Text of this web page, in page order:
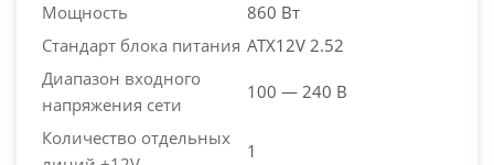
PC-Arena на карте Москвы — Яндекс Карты
Мощность
860 Вт
Стандарт блока питания ATX12V 2.52
Диапазон входного
напряжения сети
100 — 240 В
Количество отдельных
1